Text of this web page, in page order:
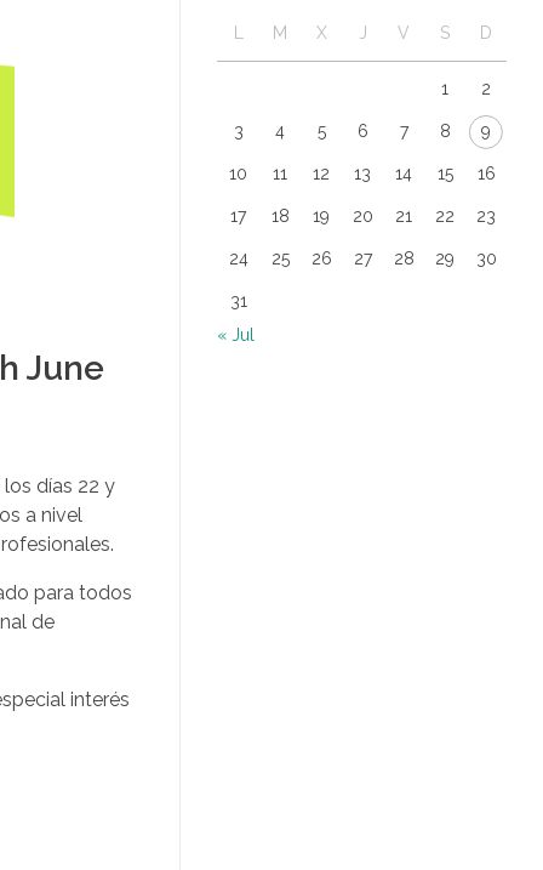
June
días 22 y
a nivel
para todos
de
interés
L M X J V S D
1 2
3 4 5 6 7 8 9
10 11 12 13 14 15 16
17 18 19 20 21 22 23
24 25 26 27 28 29 30
31
« Jul